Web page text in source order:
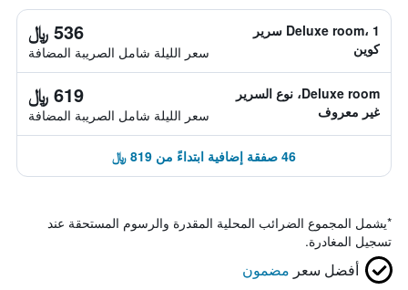
Deluxe room، 1 سرير
كوين
536 ﷼
سعر الليلة شامل الصريبة المضافة
Deluxe room، نوع السرير
غير معروف
619 ﷼
سعر الليلة شامل الصريبة المضافة
46 صفقة إضافية ابتداءً من 819 ﷼
*يشمل المجموع الضرائب المحلية المقدرة والرسوم المستحقة عند
تسجيل المغادرة.
أفضل سعر مضمون